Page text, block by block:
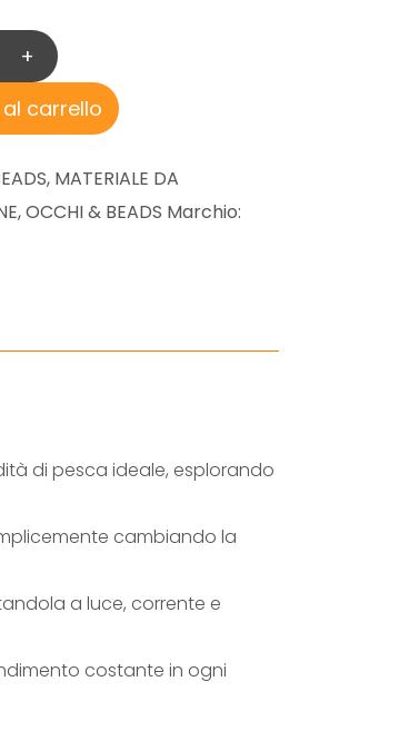
+
carrello
, MATERIALE DA
,OCCHI & BEADS Marchio:
di pesca ideale, esplorando
cambiando la
a luce, corrente e
costante in ogni